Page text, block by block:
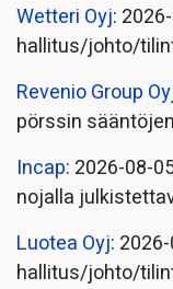
Wetteri Oyj:
hallitus/johto/
Revenio Group
pörssin
Incap: 2026-08-
nojalla
Luotea Oyj:
hallitus/johto/